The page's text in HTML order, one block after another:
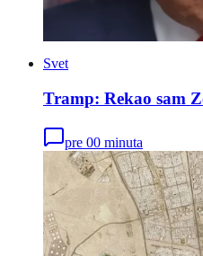
Svet
Tramp: Rekao sam
pre 00 minuta